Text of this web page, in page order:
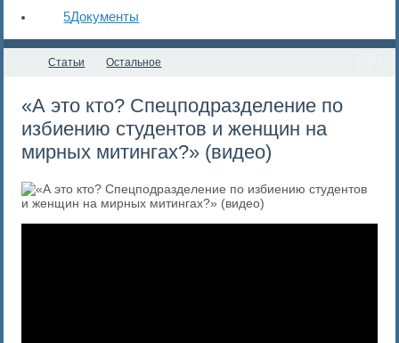
5Документы
Статьи Остальное
«А это кто? Спецподразделение по
избиению студентов и женщин на
мирных митингах?» (видео)